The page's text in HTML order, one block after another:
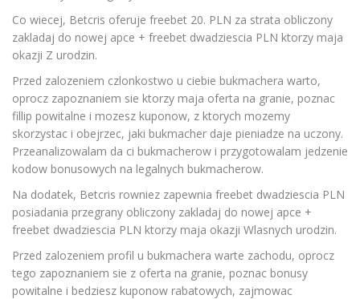
Co wiecej, Betcris oferuje freebet 20. PLN za strata obliczony
zakladaj do nowej apce + freebet dwadziescia PLN ktorzy maja
okazji Z urodzin.
Przed zalozeniem czlonkostwo u ciebie bukmachera warto,
oprocz zapoznaniem sie ktorzy maja oferta na granie, poznac
fillip powitalne i mozesz kuponow, z ktorych mozemy
skorzystac i obejrzec, jaki bukmacher daje pieniadze na uczony.
Przeanalizowalam da ci bukmacherow i przygotowalam jedzenie
kodow bonusowych na legalnych bukmacherow.
Na dodatek, Betcris rowniez zapewnia freebet dwadziescia PLN
posiadania przegrany obliczony zakladaj do nowej apce +
freebet dwadziescia PLN ktorzy maja okazji Wlasnych urodzin.
Przed zalozeniem profil u bukmachera warte zachodu, oprocz
tego zapoznaniem sie z oferta na granie, poznac bonusy
powitalne i bedziesz kuponow rabatowych, zajmowac